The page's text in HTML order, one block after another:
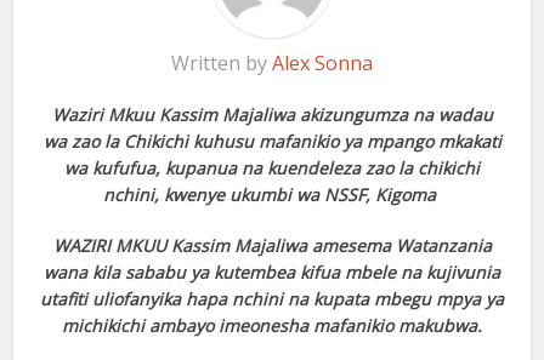
Written byAlex Sonna
Waziri Mkuu Kassim Majaliwa akizungumza na wadau
wa zao la Chikichi kuhusu mafanikio ya mpango mkakati
wa kufufua, kupanua na kuendeleza zao la chikichi
nchini, kwenye ukumbi wa NSSF, Kigoma
WAZIRI MKUU Kassim Majaliwa amesema Watanzania
wana kila sababu ya kutembea kifua mbele na kujivunia
utafiti uliofanyika hapa nchini na kupata mbegu mpya ya
michikichi ambayo imeonesha mafanikio makubwa.